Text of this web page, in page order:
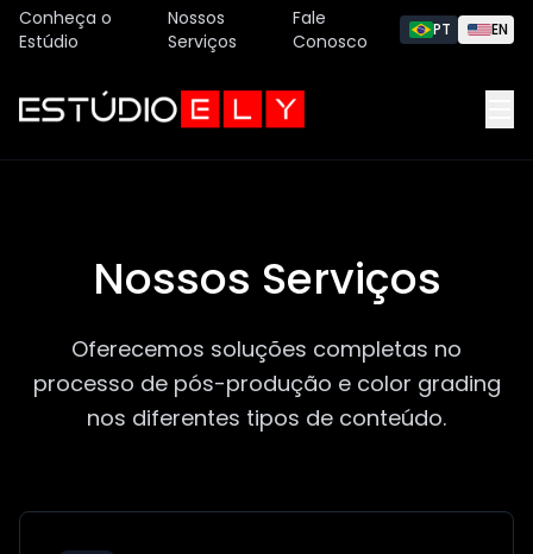
Conheça o
Estúdio
Nossos
Serviços
Fale
Conosco
PT EN
Nossos Serviços
Oferecemos soluções completas no
processo de pós-produção e color grading
nos diferentes tipos de conteúdo.